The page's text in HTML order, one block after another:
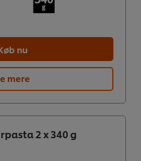
nu
mere
2 x 340 g